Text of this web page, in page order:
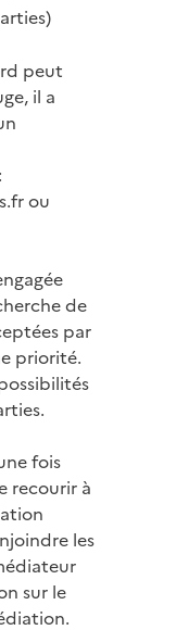
peut
il a
ou
de
par
priorité.
fois
recourir à
les
sur le